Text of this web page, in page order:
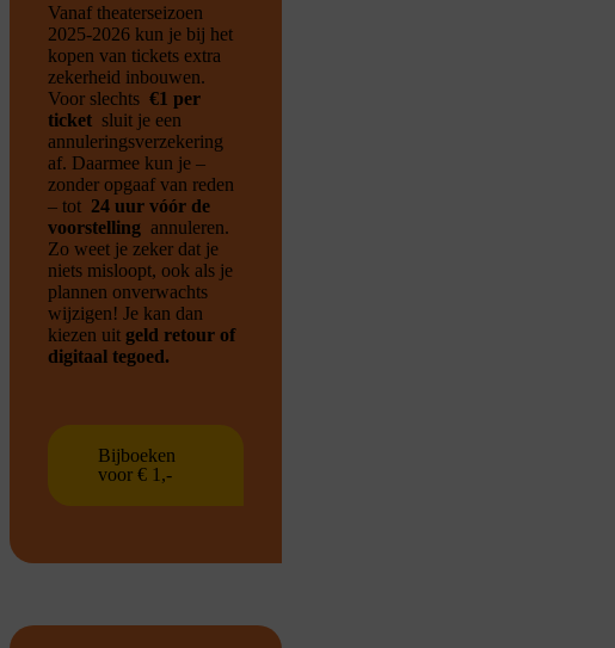
Vanaf theaterseizoen
2025-2026 kun je bij het
kopen van tickets extra
zekerheid inbouwen.
Voor slechts €1 per
ticket sluit je een
annuleringsverzekering
af. Daarmee kun je –
zonder opgaaf van reden
– tot 24 uur vóór de
voorstelling annuleren.
Zo weet je zeker dat je
niets misloopt, ook als je
plannen onverwachts
wijzigen! Je kan dan
kiezen uit geld retour of
digitaal tegoed.
Bijboeken
voor € 1,-